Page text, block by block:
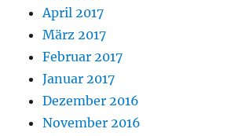
April 2017
März 2017
Februar 2017
Januar 2017
Dezember 2016
November 2016